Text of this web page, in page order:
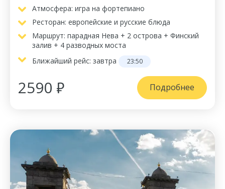
Атмосфера: игра на фортепиано
Ресторан: европейские и русские блюда
Маршрут: парадная Нева + 2 острова + Финский
залив + 4 разводных моста
Ближайший рейс: завтра 23:50
2590 ₽ Подробнее